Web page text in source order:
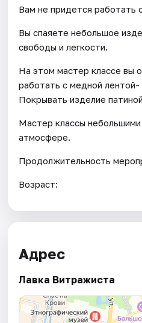
Вам не придется работать
Вы спаяете небольшое
свободы и легкости.
На этом мастер классе вы
работать с медной
Покрывать изделие
Мастер классы небольшими
атмосфере.
Продолжительность
Возраст:
Адрес
Лавка Витражиста